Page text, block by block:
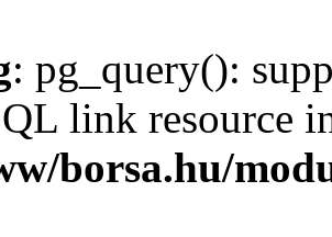
: pg_query():
link resource
borsa.hu/